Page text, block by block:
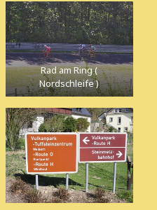
Rad am Ring (
Nordschleife )